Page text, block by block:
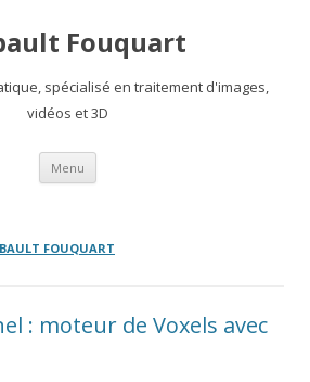
Fouquart
spécialisé en traitement d'images,
vidéos et 3D
Menu Skip
content
FOUQUART
: moteur de Voxels avec